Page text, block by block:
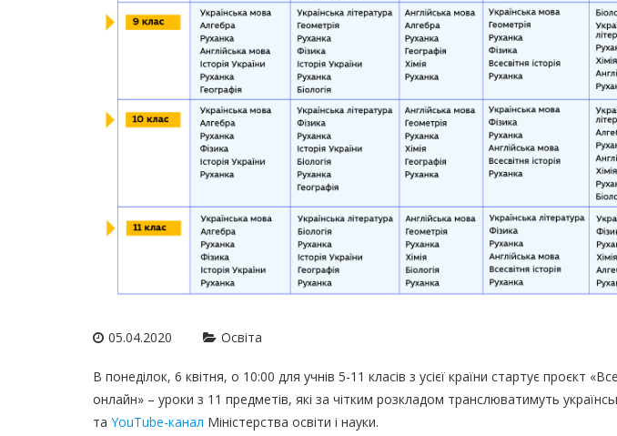
05.04.2020 Освіта
В понеділок, 6 квітня, о 10:00 для учнів 5-11 класів з усієї країни стартує проєкт
онлайн» – уроки з 11 предметів, які за чітким розкладом транслюватимуть
та YouTube-канал Міністерства освіти і науки.